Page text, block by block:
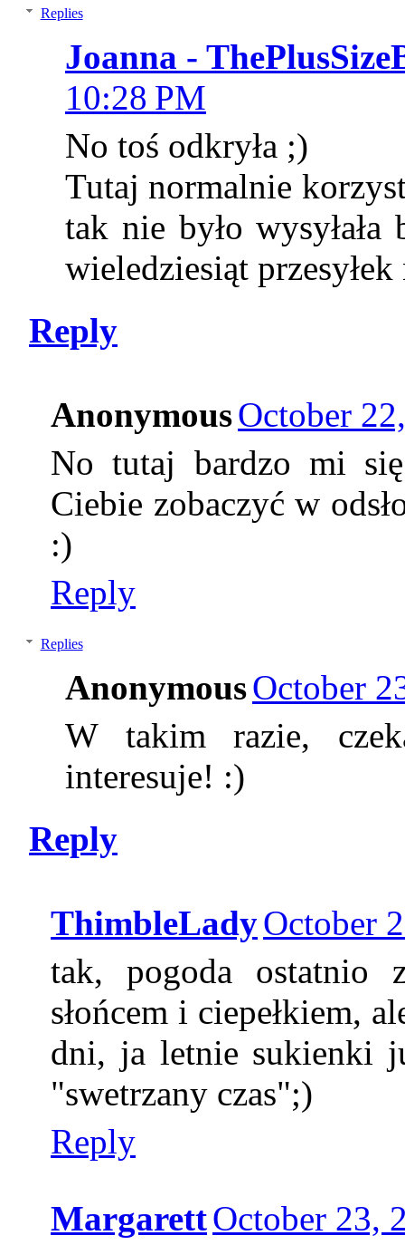
Replies
Joanna -
10:28 PM
No toś odkryła ;)
Tutaj normalnie
tak nie było
wieledziesiąt
Reply
AnonymousOctober
No tutaj bardzo mi
Ciebie zobaczyć w
:)
Reply
Replies
AnonymousOctober
W takim razie,
interesuje! :)
Reply
ThimbleLadyOctober
tak, pogoda ostatnio
słońcem i ciepełkiem,
dni, ja letnie sukienki
"swetrzany czas";)
Reply
MargarettOctober 23,